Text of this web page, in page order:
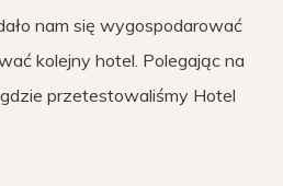
nam się wygospodarować
kolejny hotel. Polegając na
przetestowaliśmy Hotel